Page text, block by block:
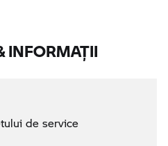
INFORMAŢII
de service